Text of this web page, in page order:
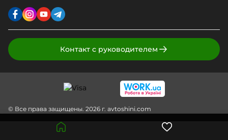
Контакт с руководителем
© Все права защищены. 2026 г. avtoshini.com